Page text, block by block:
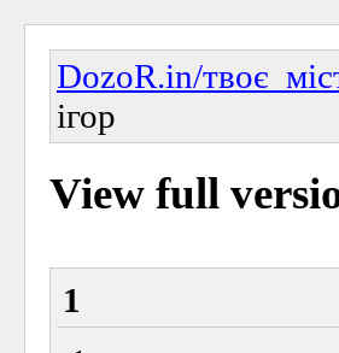
DozoR.in/
ігор
View full
1